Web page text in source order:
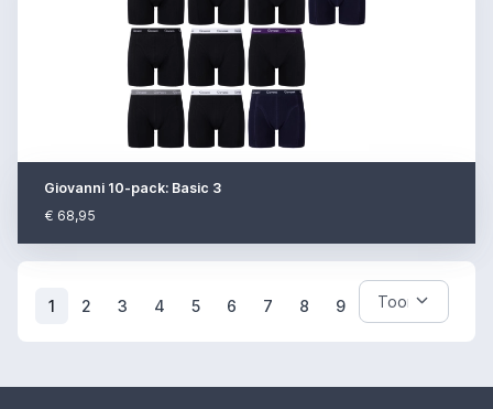
Giovanni 10-pack: Basic 3
€ 68,95
1 (current)
2 3 4 5 6 7 8 9